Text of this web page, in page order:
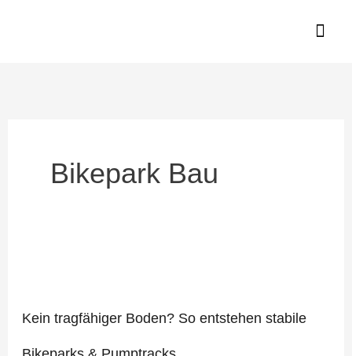
Bikepark Bau
Kein tragfähiger Boden? So entstehen stabile
entstehen